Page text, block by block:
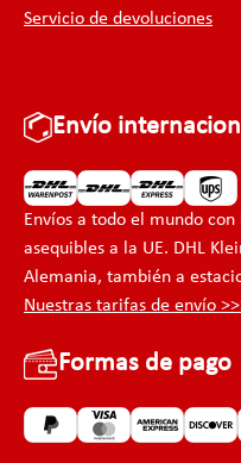
Servicio de devoluciones
Formas de pago
Envío
Envíos a todo el mundo con
asequibles a la UE. DHL
Alemania, también a
Nuestras tarifas de envío